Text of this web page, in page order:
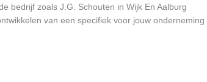
bedrijf zoals J.G. Schouten in Wijk En Aalburg
van een specifiek voor jouw onderneming